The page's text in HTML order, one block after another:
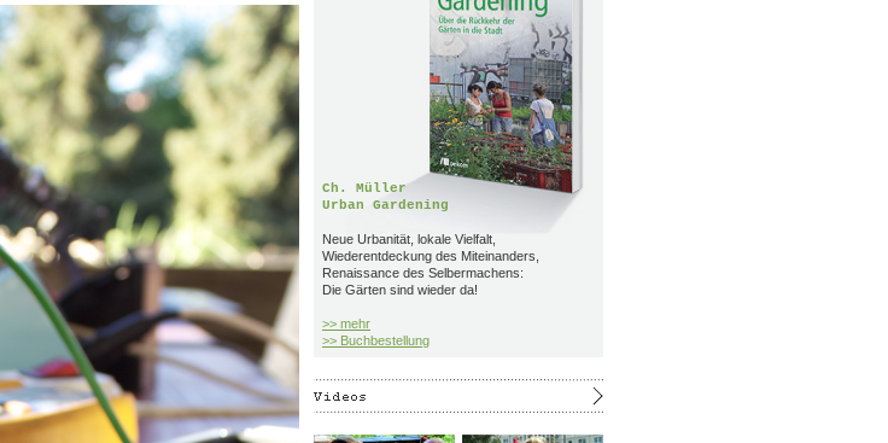
Ch. Müller
Urban Gardening
Neue Urbanität, lokale Vielfalt,
Wiederentdeckung des Miteinanders,
Renaissance des Selbermachens:
Die Gärten sind wieder da!
>> mehr
>> Buchbestellung